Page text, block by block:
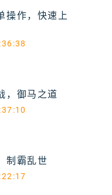
操作，快速上
，御马之道
制霸乱世